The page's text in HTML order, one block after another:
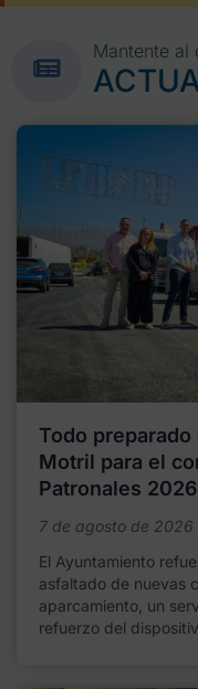
Mantente al
Todo
Motril para el
Patronales 2026
7 de agosto de 2026
El Ayuntamiento
asfaltado de nuevas
aparcamiento, un
refuerzo del